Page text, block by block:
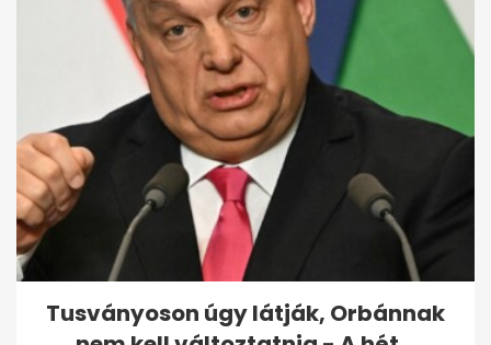
Orbánék jachton írt győzelmi
tervében nincs helye Sulyok...
Tusványoson úgy látják, Orbánnak